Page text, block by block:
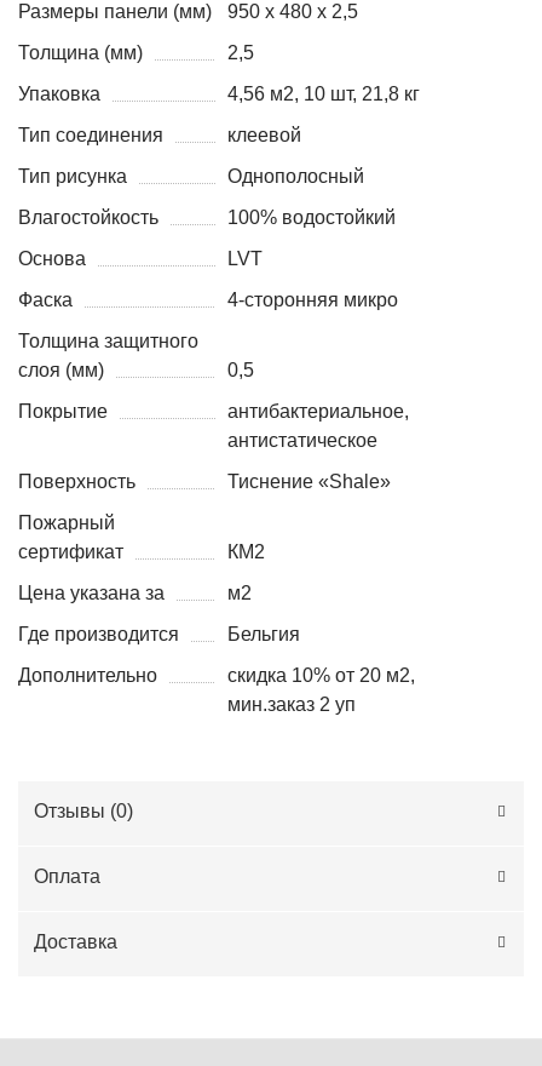
Размеры панели (мм)
950 x 480 x 2,5
Толщина (мм)
2,5
Упаковка
4,56 м2, 10 шт, 21,8 кг
Тип соединения
клеевой
Тип рисунка
Однополосный
Влагостойкость
100% водостойкий
Основа
LVT
Фаска
4-сторонняя микро
Толщина защитного
слоя (мм)
0,5
Покрытие
антибактериальное,
антистатическое
Поверхность
Тиснение «Shale»
Пожарный
сертификат
КМ2
Цена указана за
м2
Где производится
Бельгия
Дополнительно
скидка 10% от 20 м2,
мин.заказ 2 уп
Отзывы (0)
Оплата
Доставка